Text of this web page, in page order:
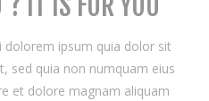
dolorem ipsum quia dolor sit
sed quia non numquam eius
et dolore magnam aliquam